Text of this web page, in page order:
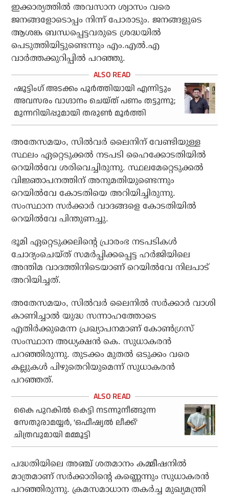
ഇക്കാര്യത്തില്‍ അവസാന ശ്വാസം വരെ
ജനങ്ങളോടൊപ്പം നിന്ന് പോരാടും. ജനങ്ങളുടെ
ആശങ്ക ബന്ധപ്പെട്ടവരുടെ ശ്രദ്ധയില്‍
പെടുത്തിയിട്ടുണ്ടെന്നും എം.എല്‍.എ
വാര്‍ത്തക്കുറിപ്പില്‍ പറഞ്ഞു.
ഷൂട്ടിംഗ് അടക്കം പൂര്‍ത്തിയായി എന്നിട്ടും
അവസരം വാഗ്ദാനം ചെയ്ത് പണം തട്ടുന്നു;
മുന്നറിയിപ്പുമായി തരുണ്‍ മൂര്‍ത്തി
അതേസമയം, സില്‍വര്‍ ലൈനിന് വേണ്ടിയുള്ള
സ്ഥലം ഏറ്റെടുക്കല്‍ നടപടി ഹൈക്കോടതിയില്‍
റെയില്‍വേ ശരിവെച്ചിരുന്നു. സ്ഥലമേറ്റെടുക്കല്‍
വിജ്ഞാപനത്തിന് അനുമതിയുണ്ടെന്നും
റെയില്‍വേ കോടതിയെ അറിയിച്ചിരുന്നു.
സംസ്ഥാന സര്‍ക്കാര്‍ വാദങ്ങളെ കോടതിയില്‍
റെയില്‍വേ പിന്തുണച്ചു.
ഭൂമി ഏറ്റെടുക്കലിന്റെ പ്രാരംഭ നടപടികള്‍
ചോദ്യംചെയ്ത് സമര്‍പ്പിക്കപ്പെട്ട ഹര്‍ജിയിലെ
അന്തിമ വാദത്തിനിടെയാണ് റെയില്‍വേ നിലപാട്
അറിയിച്ചത്.
അതേസമയം, സില്‍വര്‍ ലൈനില്‍ സര്‍ക്കാര്‍ വാശി
കാണിച്ചാല്‍ യുദ്ധ സന്നാഹത്തോടെ
എതിര്‍ക്കുമെന്ന പ്രഖ്യാപനമാണ് കോണ്‍ഗ്രസ്
സംസ്ഥാന അധ്യക്ഷന്‍ കെ. സുധാകരന്‍
പറഞ്ഞിരുന്നു. തുടക്കം മുതല്‍ ഒടുക്കം വരെ
കല്ലുകള്‍ പിഴുതെറിയുമെന്ന് സുധാകരന്‍
പറഞ്ഞത്.
കൈ പുറകില്‍ കെട്ടി നടന്നുനീങ്ങുന്ന
സേതുരാമയ്യര്‍, ‘ഒഫീഷ്യല്‍ ലീക്ക്’
ചിത്രവുമായി മമ്മൂട്ടി
പദ്ധതിയിലെ അഞ്ച് ശതമാനം കമ്മീഷനില്‍
മാത്രമാണ് സര്‍ക്കാരിന്റെ കണ്ണെന്നും സുധാകരന്‍
പറഞ്ഞിരുന്നു. ക്രമസമാധാന തകര്‍ച്ച മുഖ്യമന്ത്രി